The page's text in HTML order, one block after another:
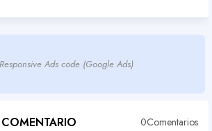
Ads code (Google Ads)
0Comentarios